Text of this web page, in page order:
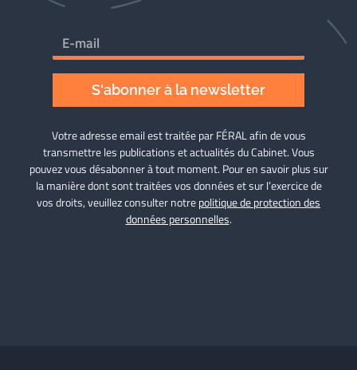
S'abonner à la newsletter
Votre adresse email est traitée par FÉRAL afin de vous
transmettre les publications et actualités du Cabinet. Vous
pouvez vous désabonner à tout moment. Pour en savoir plus sur
la manière dont sont traitées vos données et sur l’exercice de
vos droits, veuillez consulter notrepolitique de protection des
données personnelles.